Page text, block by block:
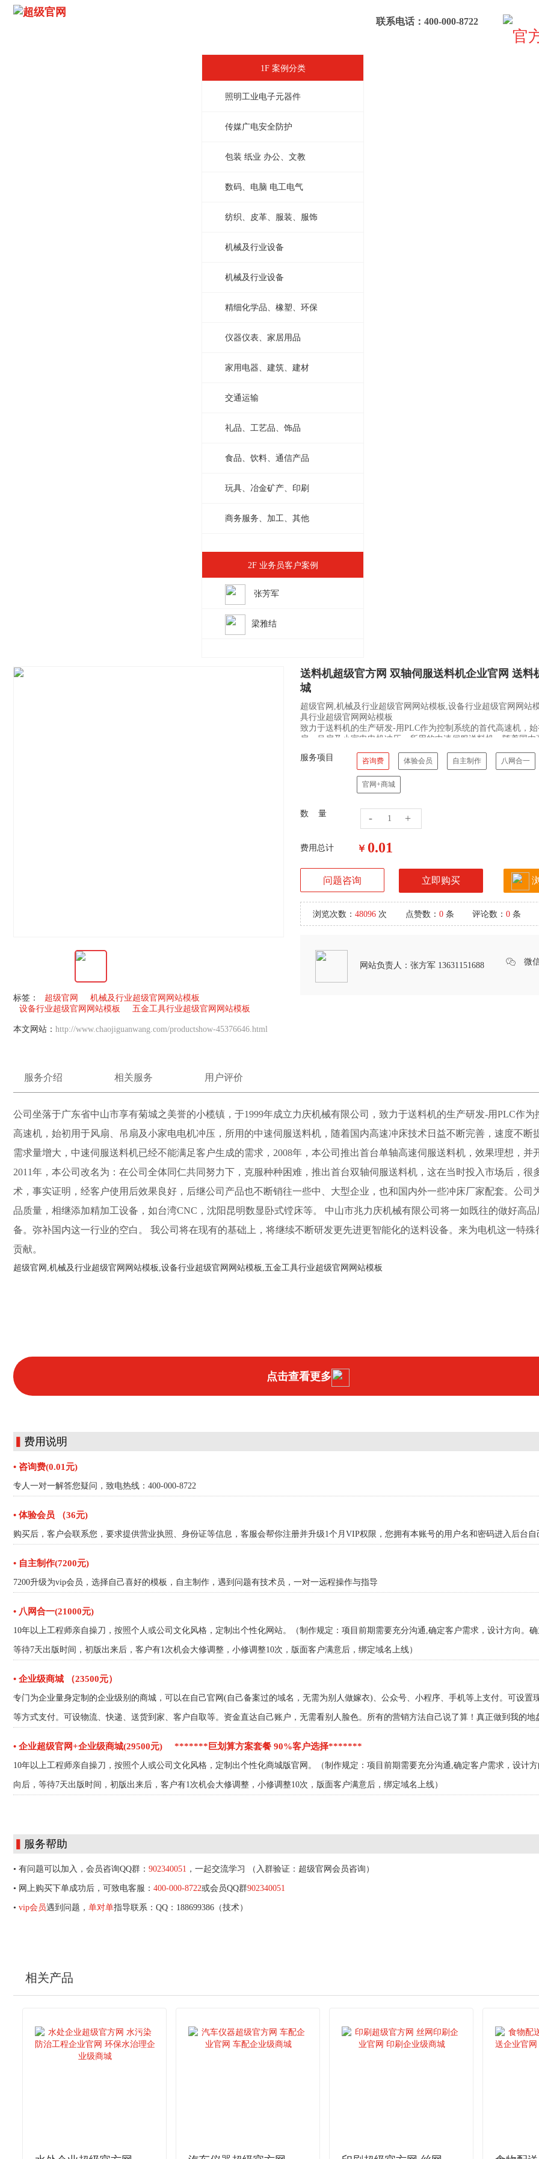
联系电话：400-000-8722
1F 案例分类
照明工业电子元器件
传媒广电安全防护
包装 纸业 办公、文教
数码、电脑 电工电气
纺织、皮革、服装、服饰
机械及行业设备
机械及行业设备
精细化学品、橡塑、环保
仪器仪表、家居用品
家用电器、建筑、建材
交通运输
礼品、工艺品、饰品
食品、饮料、通信产品
玩具、冶金矿产、印刷
商务服务、加工、其他
2F 业务员客户案例
张芳军
梁雅结
送料机超级官方网 双轴伺服送料机企业官网 送料
城
超级官网,机械及行业超级官网网站模板,设备行业超级官网网站
具行业超级官网网站模板
致力于送料机的生产研发-用PLC作为控制系统的首代高速机，
扇、吊扇及小家电电机冲压，所用的中速伺服送料机，随着国内
服务项目
咨询费 体验会员 自主制作 八网合一
官网+商城
数 量 - +
费用总计 ￥ 0.01
问题咨询 立即购买
浏览次数： 48096 次 点赞数： 0 条 评论数：0 条
网站负责人： 张方军 13631151688 微
标签： 超级官网
机械及行业超级官网网站模板
设备行业超级官网网站模板
五金工具行业超级官网网站模板
本文网站： http://www.chaojiguanwang.com/productshow-45376646.html
服务介绍 相关服务 用户评价
公司坐落于广东省中山市享有菊城之美誉的小榄镇，于1999年成立力庆机械有限公司，致力于送料机的生产研发-用PLC作为
高速机，始初用于风扇、吊扇及小家电电机冲压，所用的中速伺服送料机，随着国内高速冲床技术日益不断完善，速度不断
需求量增大，中速伺服送料机已经不能满足客户生成的需求，2008年，本公司推出首台单轴高速伺服送料机，效果理想，并
2011年，本公司改名为：在公司全体同仁共同努力下，克服种种困难，推出首台双轴伺服送料机，这在当时投入市场后，很
术，事实证明，经客户使用后效果良好，后继公司产品也不断销往一些中、大型企业，也和国内外一些冲床厂家配套。公司
品质量，相继添加精加工设备，如台湾CNC，沈阳昆明数显卧式镗床等。 中山市兆力庆机械有限公司将一如既往的做好高
备。弥补国内这一行业的空白。 我公司将在现有的基础上，将继续不断研发更先进更智能化的送料设备。来为电机这一特殊
贡献。
超级官网,机械及行业超级官网网站模板,设备行业超级官网网站模板,五金工具行业超级官网网站模板
点击查看更多
费用说明
• 咨询费(0.01元)
专人一对一解答您疑问，致电热线：400-000-8722
• 体验会员 （36元)
购买后，客户会联系您，要求提供营业执照、身份证等信息，客服会帮你注册并升级1个月VIP权限，您拥有本账号的用户名和密码进入后台自
• 自主制作(7200元)
7200升级为vip会员，选择自己喜好的模板，自主制作，遇到问题有技术员，一对一远程操作与指导
• 八网合一(21000元)
10年以上工程师亲自操刀，按照个人或公司文化风格，定制出个性化网站。（制作规定：项目前期需要充分沟通,确定客户需求，设计方向。
等待7天出版时间，初版出来后，客户有1次机会大修调整，小修调整10次，版面客户满意后，绑定域名上线）
• 企业级商城 （23500元）
专门为企业量身定制的企业级别的商城，可以在自己官网(自己备案过的域名，无需为别人做嫁衣)、公众号、小程序、手机等上支付。可设置
等方式支付。可设物流、快递、送货到家、客户自取等。资金直达自己账户，无需看别人脸色。所有的营销方法自己说了算！真正做到我的地
• 企业超级官网+企业级商城(29500元) *******巨划算方案套餐 90%客户选择*******
10年以上工程师亲自操刀，按照个人或公司文化风格，定制出个性化商城版官网。（制作规定：项目前期需要充分沟通,确定客户需求，设计
向后，等待7天出版时间，初版出来后，客户有1次机会大修调整，小修调整10次，版面客户满意后，绑定域名上线）
服务帮助
• 有问题可以加入，会员咨询QQ群： 902340051 ，一起交流学习 （入群验证：超级官网会员咨询）
• 网上购买下单成功后，可致电客服： 400-000-8722或会员QQ群902340051
• vip会员遇到问题， 单对单指导联系：QQ：188699386（技术）
相关产品